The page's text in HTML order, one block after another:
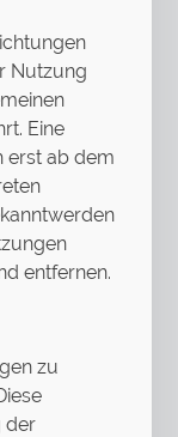
Nutzung
Eine
erst ab dem
entfernen.
zu
der